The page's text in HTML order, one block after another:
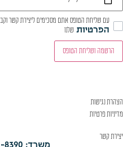
עם שליחת הטופס אתם מסכימים ליצירת קשר
הפרטיות שלנו
הרשמה ושליחת הטופס
הצהרת נגישות
מדיניות פרטיות
יצירת קשר